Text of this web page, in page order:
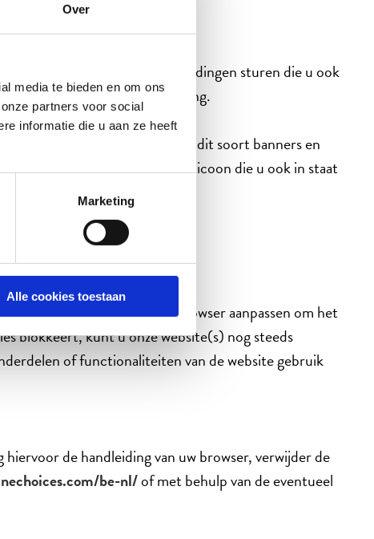
Over
media te bieden en om ons
partners voor social
informatie die u aan ze heeft
Marketing
Alle cookies toestaan
manier kunnen wij u aanbiedingen sturen die u ook
banners en e-mail marketing.
meer te weten komen over dit soort banners en
deze banners een informatie icoon die u ook in staat
facebook en bing ads.
van uw internet browser aanpassen om het
blokkeert, kunt u onze website(s) nog steeds
of functionaliteiten van de website gebruik
de handleiding van uw browser, verwijder de
be-nl/of met behulp van de eventueel